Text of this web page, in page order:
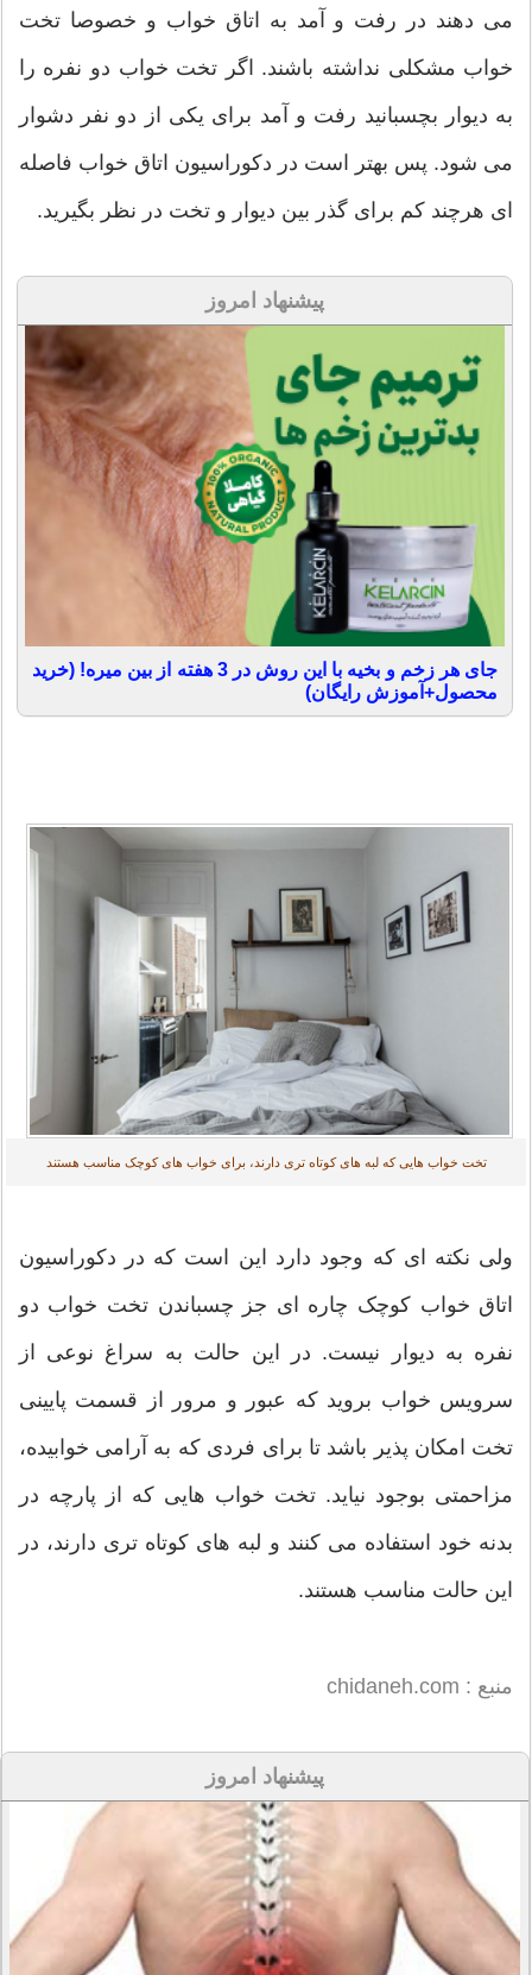
می دهند در رفت و آمد به اتاق خواب و خصوصا تخت
خواب مشکلی نداشته باشند. اگر تخت خواب دو نفره را
به دیوار بچسبانید رفت و آمد برای یکی از دو نفر دشوار
می شود. پس بهتر است در دکوراسیون اتاق خواب فاصله
ای هرچند کم برای گذر بین دیوار و تخت در نظر بگیرید.
پیشنهاد امروز
جای هر زخم و بخیه با این روش در 3 هفته از بین میره! (خرید
محصول+آموزش رایگان)
تخت خواب هایی که لبه های کوتاه تری دارند، برای خواب های کوچک مناسب هستند
ولی نکته ای که وجود دارد این است که در دکوراسیون
اتاق خواب کوچک چاره ای جز چسباندن تخت خواب دو
نفره به دیوار نیست. در این حالت به سراغ نوعی از
سرویس خواب بروید که عبور و مرور از قسمت پایینی
تخت امکان پذیر باشد تا برای فردی که به آرامی خوابیده،
مزاحمتی بوجود نیاید. تخت خواب هایی که از پارچه در
بدنه خود استفاده می کنند و لبه های کوتاه تری دارند، در
این حالت مناسب هستند.
منبع : chidaneh.com
پیشنهاد امروز